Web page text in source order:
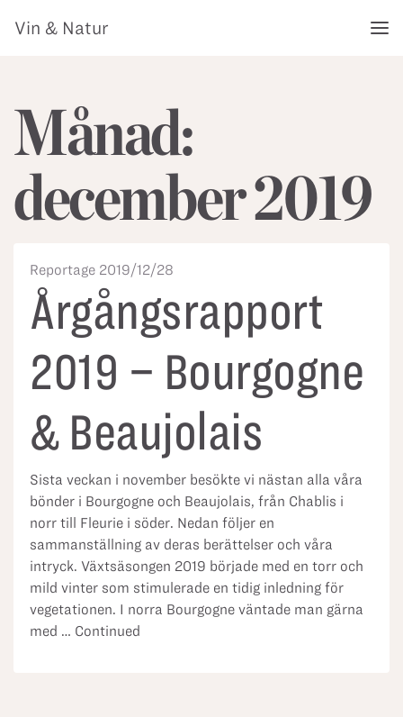
Vin & Natur
Månad:
december 2019
2019/12/28
Årgångsrapport
2019 – Bourgogne
& Beaujolais
Sista veckan i november besökte vi nästan alla våra
bönder i Bourgogne och Beaujolais, från Chablis i
norr till Fleurie i söder. Nedan följer en
sammanställning av deras berättelser och våra
intryck. Växtsäsongen 2019 började med en torr och
mild vinter som stimulerade en tidig inledning för
vegetationen. I norra Bourgogne väntade man gärna
med … Continued